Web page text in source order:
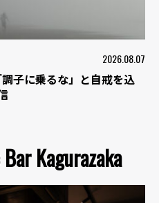
2026.08.07
子に乗るな」と自戒を込
Kagurazaka